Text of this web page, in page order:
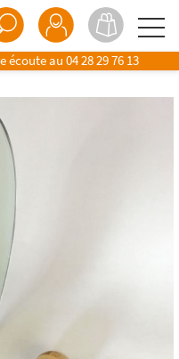
écoute au 04 28 29 76 13